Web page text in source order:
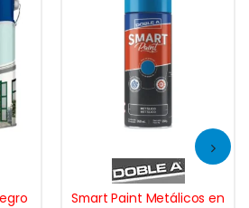
Smart Paint Metálicos en